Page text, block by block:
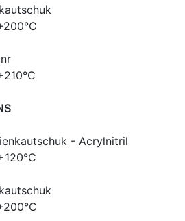
- Acrylnitril